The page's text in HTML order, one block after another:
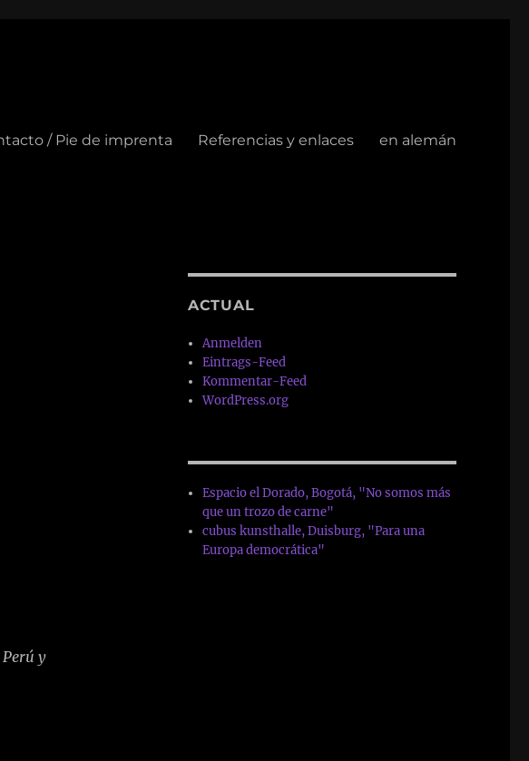
/ Pie de imprenta Referencias y enlaces en alemán
y
ACTUAL
Anmelden
Eintrags-Feed
Kommentar-Feed
WordPress.org
Espacio el Dorado, Bogotá, "No somos más
que un trozo de carne"
cubus kunsthalle, Duisburg, "Para una
Europa democrática"